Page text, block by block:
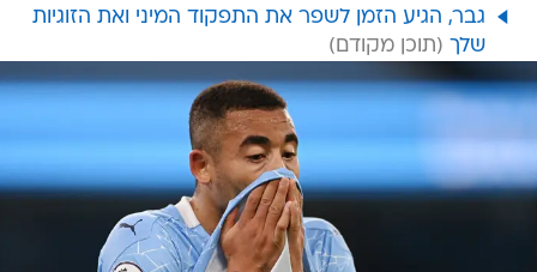
גבר, הגיע הזמן לשפר את התפקוד המיני ואת הזוגיות
שלך